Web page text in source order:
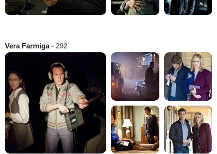
Vera Farmiga- 292